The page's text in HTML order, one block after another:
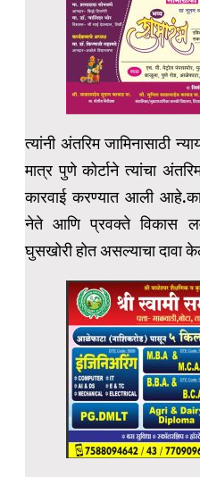
त्यांनी अंतरिम जामिनासाठी
मात्र पुणे कोर्टाने त्यांचा
कारवाई करण्यात आली
नेते आणि प्रवक्ते विकास
घुसखोरी होत असल्याचा दावा